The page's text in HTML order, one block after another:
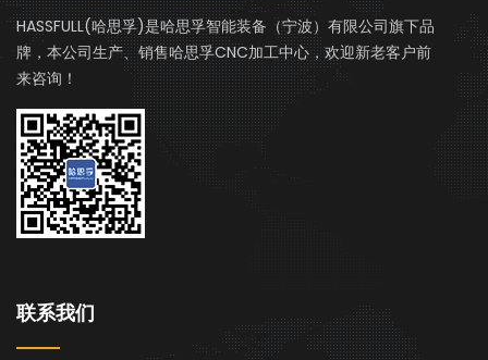
HASSFULL(哈思孚)是哈思孚智能装备（宁波）有限公司旗下品
牌，本公司生产、销售哈思孚CNC加工中心，欢迎新老客户前
来咨询！
联系我们